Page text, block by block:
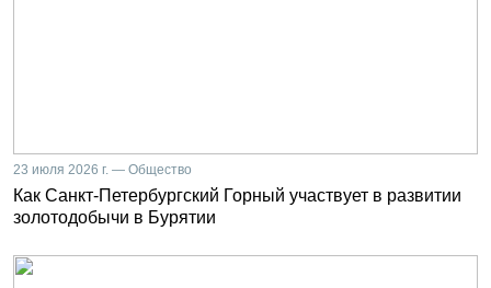
23 июля 2026 г. — Общество
Как Санкт-Петербургский Горный участвует в развитии
золотодобычи в Бурятии